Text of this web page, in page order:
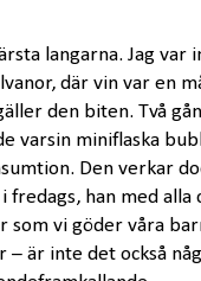
langarna. Jag var
där vin var en
den biten. Två
varsin miniflaska
Den verkar
han med alla
som vi göder våra
– är inte det också